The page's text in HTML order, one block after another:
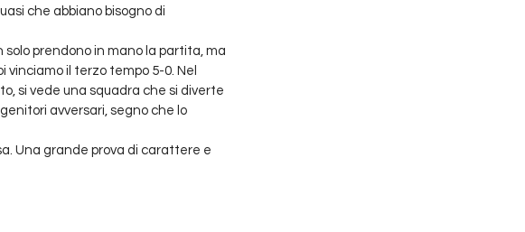
che abbiano bisogno di
prendono in mano la partita, ma
vinciamo il terzo tempo 5-0. Nel
si vede una squadra che si diverte
avversari, segno che lo
Una grande prova di carattere e